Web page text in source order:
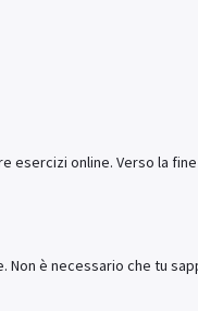
esercizi online. Verso la
è necessario che tu